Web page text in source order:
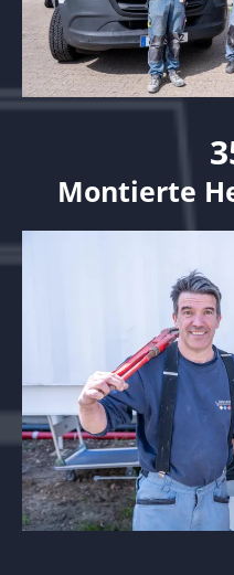
Montierte